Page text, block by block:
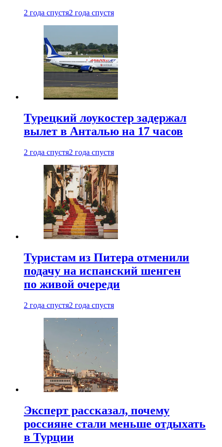
2 года спустя2 года спустя
Турецкий лоукостер задержал
вылет в Анталью на 17 часов
2 года спустя2 года спустя
Туристам из Питера отменили
подачу на испанский шенген
по живой очереди
2 года спустя2 года спустя
Эксперт рассказал, почему
россияне стали меньше отдыхать
в Турции